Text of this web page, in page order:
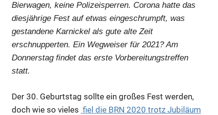
Bierwagen, keine Polizeisperren. Corona hatte das
diesjährige Fest auf etwas eingeschrumpft, was
gestandene Karnickel als gute alte Zeit
erschnupperten. Ein Wegweiser für 2021? Am
Donnerstag findet das erste Vorbereitungstreffen
statt.
Der 30. Geburtstag sollte ein großes Fest werden,
doch wie so vieles fiel die BRN 2020 trotz Jubiläum